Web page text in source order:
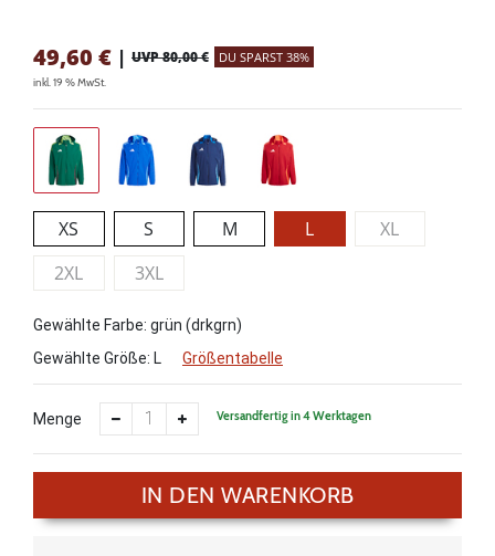
49,60 € | UVP 80,00 € DU SPARST 38%
inkl. 19 % MwSt.
XS S M L
XL
2XL
3XL
Gewählte Farbe: grün (drkgrn)
Gewählte Größe: L Größentabelle
Menge Versandfertig in 4 Werktagen
IN DEN WARENKORB